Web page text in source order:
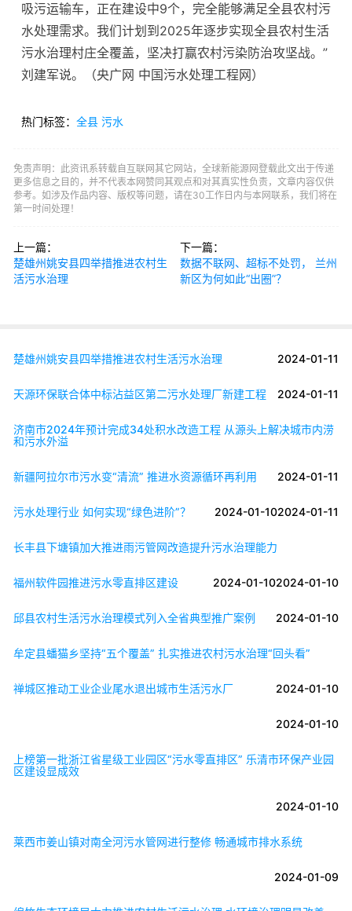
吸污运输车，正在建设中9个，完全能够满足全县农村污
水处理需求。我们计划到2025年逐步实现全县农村生活
污水治理村庄全覆盖，坚决打赢农村污染防治攻坚战。”
刘建军说。（央广网 中国污水处理工程网）
热门标签： 全县 污水
免责声明：此资讯系转载自互联网其它网站，全球新能源网登载此文出于传递
更多信息之目的，并不代表本网赞同其观点和对其真实性负责，文章内容仅供
参考。如涉及作品内容、版权等问题，请在30工作日内与本网联系，我们将在
第一时间处理！
上一篇：
楚雄州姚安县四举措推进农村生
活污水治理
下一篇：
数据不联网、超标不处罚， 兰州
新区为何如此“出圈”？
楚雄州姚安县四举措推进农村生活污水治理 2024-01-11
天源环保联合体中标沾益区第二污水处理厂新建工程 2024-01-11
济南市2024年预计完成34处积水改造工程 从源头上解决城市内涝
和污水外溢
2024-01-11
新疆阿拉尔市污水变“清流” 推进水资源循环再利用
2024-01-11
污水处理行业 如何实现“绿色进阶”？ 2024-01-10
长丰县下塘镇加大推进雨污管网改造提升污水治理能力
2024-01-10
福州软件园推进污水零直排区建设 2024-01-10
邱县农村生活污水治理模式列入全省典型推广案例 2024-01-10
牟定县蟠猫乡坚持“五个覆盖” 扎实推进农村污水治理“回头看”
2024-01-10
禅城区推动工业企业尾水退出城市生活污水厂
2024-01-10
上榜第一批浙江省星级工业园区“污水零直排区” 乐清市环保产业园
区建设显成效
2024-01-10
莱西市姜山镇对南全河污水管网进行整修 畅通城市排水系统
2024-01-09